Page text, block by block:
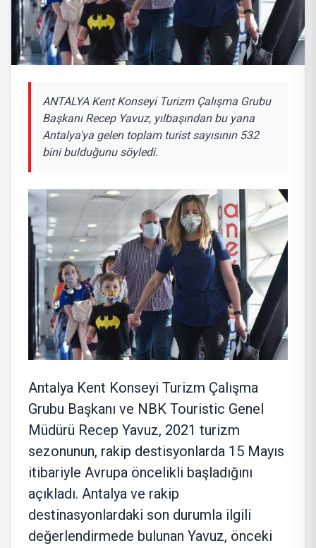
ANTALYA Kent Konseyi Turizm Çalışma Grubu
Başkanı Recep Yavuz, yılbaşından bu yana
Antalya'ya gelen toplam turist sayısının 532
bini bulduğunu söyledi.
Antalya Kent Konseyi Turizm Çalışma
Grubu Başkanı ve NBK Touristic Genel
Müdürü Recep Yavuz, 2021 turizm
sezonunun, rakip destisyonlarda 15 Mayıs
itibariyle Avrupa öncelikli başladığını
açıkladı. Antalya ve rakip
destinasyonlardaki son durumla ilgili
değerlendirmede bulunan Yavuz, önceki